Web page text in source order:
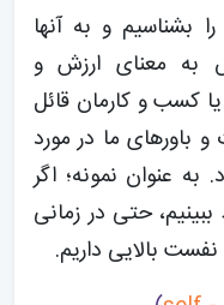
بشناسیم و به آنها
به معنای ارزش و
کسب و کارمان قائل
ما در مورد
عنوان نمونه؛ اگر
حتی در زمانی
بالایی داریم.